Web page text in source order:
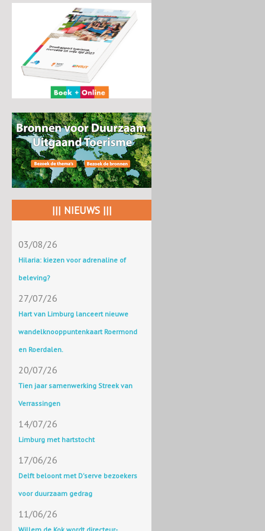
||| NIEUWS |||
03/08/26
Hilaria: kiezen voor adrenaline of
beleving?
27/07/26
Hart van Limburg lanceert nieuwe
wandelknooppuntenkaart Roermond
en Roerdalen.
20/07/26
Tien jaar samenwerking Streek van
Verrassingen
14/07/26
Limburg met hartstocht
17/06/26
Delft beloont met D'serve bezoekers
voor duurzaam gedrag
11/06/26